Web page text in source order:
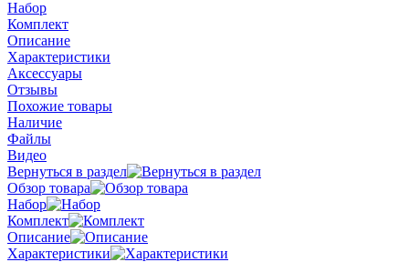
Набор
Комплект
Описание
Характеристики
Аксессуары
Отзывы
Похожие товары
Наличие
Файлы
Видео
Вернуться в раздел
Обзор товара
Набор
Комплект
Описание
Характеристики